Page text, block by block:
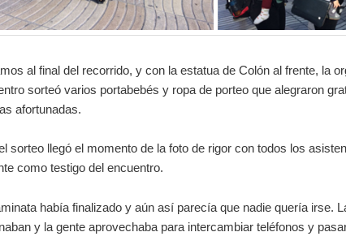
al final del recorrido, y con la estatua de Colón al frente, la
sorteó varios portabebés y ropa de porteo que alegraron
afortunadas.
sorteo llegó el momento de la foto de rigor con todos los
como testigo del encuentro.
había finalizado y aún así parecía que nadie quería irse.
y la gente aprovechaba para intercambiar teléfonos y